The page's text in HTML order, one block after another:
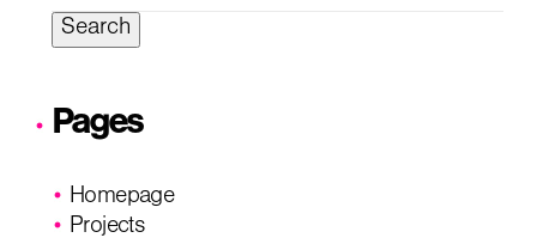
Pages
Homepage
Projects